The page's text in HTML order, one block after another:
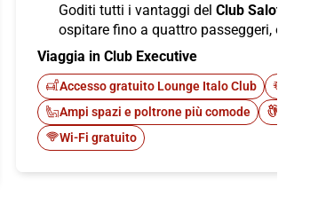
Goditi tutti i vantaggi del Club Salotto
ospitare fino a quattro passeggeri,
Viaggia in Club Executive
Accesso gratuito Lounge Italo Club
Ampi spazi e poltrone più comode
Wi-Fi gratuito